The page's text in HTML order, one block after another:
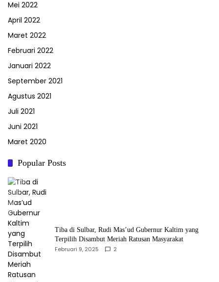
Mei 2022
April 2022
Maret 2022
Februari 2022
Januari 2022
September 2021
Agustus 2021
Juli 2021
Juni 2021
Maret 2020
Popular Posts
Tiba di Sulbar, Rudi Mas’ud Gubernur Kaltim yang
Terpilih Disambut Meriah Ratusan Masyarakat
Februari 9, 2025 2